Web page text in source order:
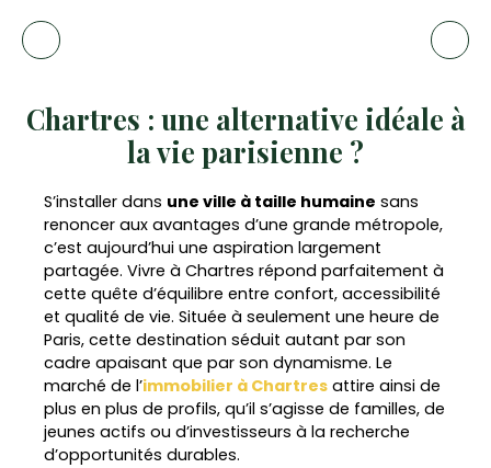
Chartres : une alternative idéale à
la vie parisienne ?
S’installer dans une ville à taille humaine sans
renoncer aux avantages d’une grande métropole,
c’est aujourd’hui une aspiration largement
partagée. Vivre à Chartres répond parfaitement à
cette quête d’équilibre entre confort, accessibilité
et qualité de vie. Située à seulement une heure de
Paris, cette destination séduit autant par son
cadre apaisant que par son dynamisme. Le
marché de l’immobilier à Chartres attire ainsi de
plus en plus de profils, qu’il s’agisse de familles, de
jeunes actifs ou d’investisseurs à la recherche
d’opportunités durables.